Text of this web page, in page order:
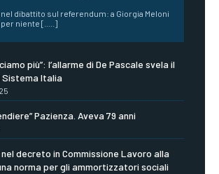
nel dibattito sul referendum: a Giorgia Meloni
niente [.....]
più”: l’allarme di De Pascale svela il
Italia
Pazienza. Aveva 79 anni
decreto in Commissione Lavoro alla
norma per gli ammortizzatori sociali